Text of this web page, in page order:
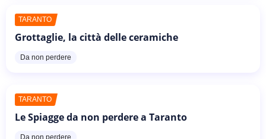
TARANTO
Grottaglie, la città delle ceramiche
Da non perdere
TARANTO
Le Spiagge da non perdere a Taranto
Da non perdere